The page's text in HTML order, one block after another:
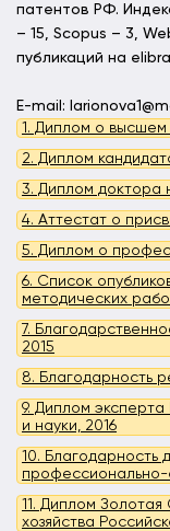
патентов РФ.
– 15, Scopus – 3,
публикаций на
E-mail:
1. Диплом о высшем
2. Диплом
3. Диплом доктора
4. Аттестат о
5. Диплом о
6. Список
методических
7.
2015
8. Благодарность
9. Диплом
и науки, 2016
10. Благодарность
профессионально-
11. Диплом Золотая
хозяйства